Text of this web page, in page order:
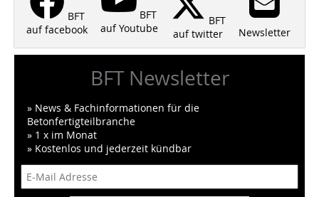
BFT
auf facebook
BFT
auf Youtube
BFT
auf twitter
Newsletter
BFT Newsletter
» News & Fachinformationen für die
Betonfertigteilbranche
» 1 x im Monat
» Kostenlos und jederzeit kündbar